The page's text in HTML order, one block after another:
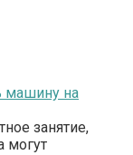
машину на
занятие,
могут